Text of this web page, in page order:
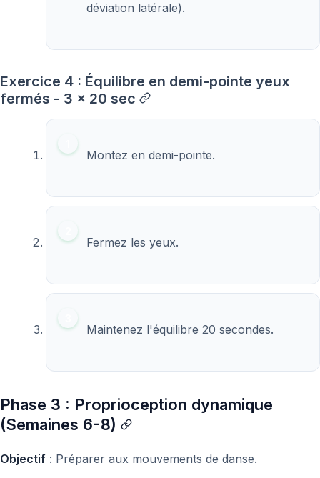
déviation latérale).
Exercice 4 : Équilibre en demi-pointe yeux
fermés - 3 x 20 sec
Montez en demi-pointe.
Fermez les yeux.
Maintenez l'équilibre 20 secondes.
Phase 3 : Proprioception dynamique
(Semaines 6-8)
Objectif : Préparer aux mouvements de danse.